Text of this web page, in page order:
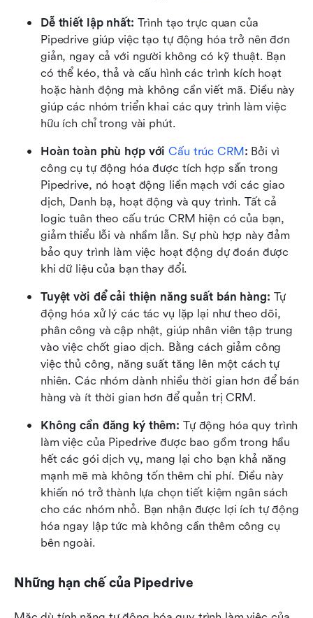
Dễ thiết lập nhất: Trình tạo trực quan của
Pipedrive giúp việc tạo tự động hóa trở nên đơn
giản, ngay cả với người không có kỹ thuật. Bạn
có thể kéo, thả và cấu hình các trình kích hoạt
hoặc hành động mà không cần viết mã. Điều này
giúp các nhóm triển khai các quy trình làm việc
hữu ích chỉ trong vài phút.
Hoàn toàn phù hợp với Cấu trúc CRM: Bởi vì
công cụ tự động hóa được tích hợp sẵn trong
Pipedrive, nó hoạt động liền mạch với các giao
dịch, Danh bạ, hoạt động và quy trình. Tất cả
logic tuân theo cấu trúc CRM hiện có của bạn,
giảm thiểu lỗi và nhầm lẫn. Sự phù hợp này đảm
bảo quy trình làm việc hoạt động dự đoán được
khi dữ liệu của bạn thay đổi.
Tuyệt vời để cải thiện năng suất bán hàng: Tự
động hóa xử lý các tác vụ lặp lại như theo dõi,
phân công và cập nhật, giúp nhân viên tập trung
vào việc chốt giao dịch. Bằng cách giảm công
việc thủ công, năng suất tăng lên một cách tự
nhiên. Các nhóm dành nhiều thời gian hơn để bán
hàng và ít thời gian hơn để quản trị CRM.
Không cần đăng ký thêm: Tự động hóa quy trình
làm việc của Pipedrive được bao gồm trong hầu
hết các gói dịch vụ, mang lại cho bạn khả năng
mạnh mẽ mà không tốn thêm chi phí. Điều này
khiến nó trở thành lựa chọn tiết kiệm ngân sách
cho các nhóm nhỏ. Bạn nhận được lợi ích tự động
hóa ngay lập tức mà không cần thêm công cụ
bên ngoài.
Những hạn chế của Pipedrive